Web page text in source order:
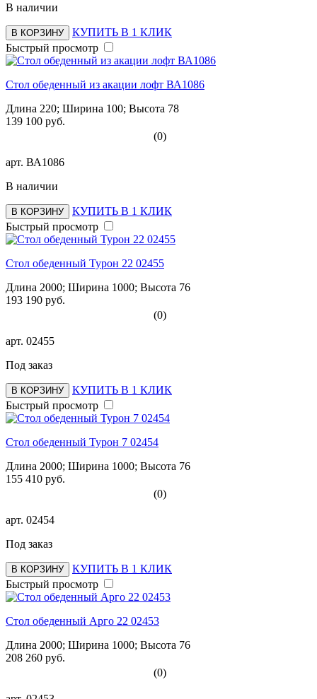
В наличии
В КОРЗИНУ
КУПИТЬ В 1 КЛИК
Быстрый просмотр
Стол обеденный из акации лофт ВА1086
Длина 220; Ширина 100; Высота 78
139 100 руб.
(0)
арт. ВА1086
В наличии
В КОРЗИНУ
КУПИТЬ В 1 КЛИК
Быстрый просмотр
Стол обеденный Турон 22 02455
Длина 2000; Ширина 1000; Высота 76
193 190 руб.
(0)
арт. 02455
Под заказ
В КОРЗИНУ
КУПИТЬ В 1 КЛИК
Быстрый просмотр
Стол обеденный Турон 7 02454
Длина 2000; Ширина 1000; Высота 76
155 410 руб.
(0)
арт. 02454
Под заказ
В КОРЗИНУ
КУПИТЬ В 1 КЛИК
Быстрый просмотр
Стол обеденный Арго 22 02453
Длина 2000; Ширина 1000; Высота 76
208 260 руб.
(0)